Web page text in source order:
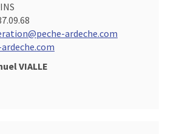
ardeche.com
VIALLE